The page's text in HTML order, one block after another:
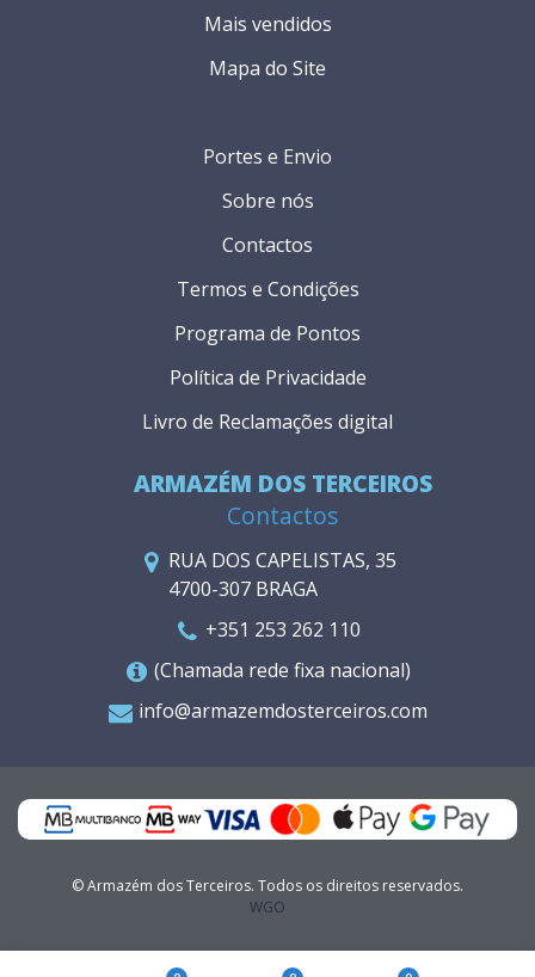
ARMAZÉM DOS TERCEIROS
Contactos
RUA DOS CAPELISTAS, 35
4700-307 BRAGA
+351 253 262 110
(Chamada rede fixa nacional)
info@armazemdosterceiros.com
Portes e Envio
Sobre nós
Contactos
Termos e Condições
Programa de Pontos
Política de Privacidade
Livro de Reclamações digital
Mais vendidos
Mapa do Site
© Armazém dos Terceiros. Todos os direitos reservados.
WGO